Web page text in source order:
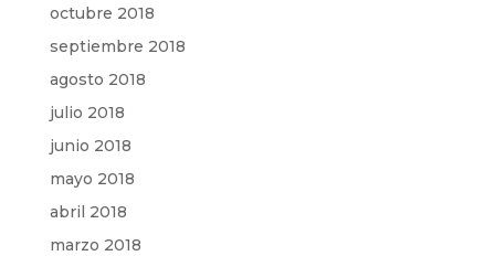
octubre 2018
septiembre 2018
agosto 2018
julio 2018
junio 2018
mayo 2018
abril 2018
marzo 2018